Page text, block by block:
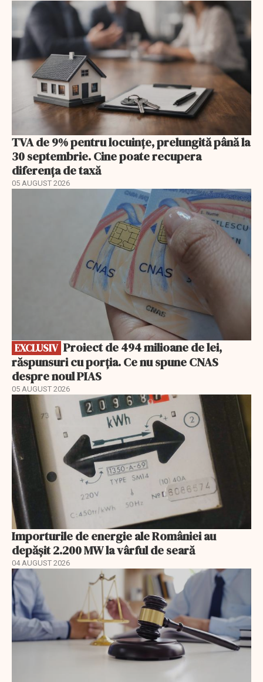
TVA de 9% pentru locuințe, prelungită până la
30 septembrie. Cine poate recupera
diferența de taxă
05 AUGUST 2026
EXCLUSIV
răspunsuri cu porția. Ce nu spune CNAS
despre noul PIAS
05 AUGUST 2026
Importurile de energie ale României au
depășit 2.200 MW la vârful de seară
04 AUGUST 2026